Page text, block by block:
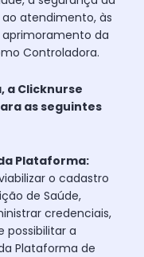
atendimento, às
da
Controladora.
a Clicknurse
as seguintes
Plataforma:
o cadastro
de Saúde,
credenciais,
possibilitar a
Plataforma de